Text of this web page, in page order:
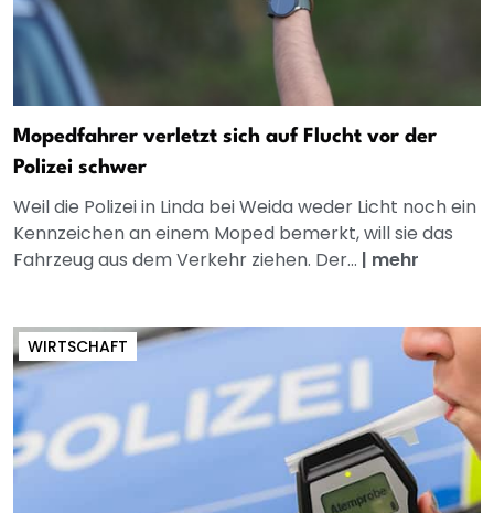
Mopedfahrer verletzt sich auf Flucht vor der
Polizei schwer
Weil die Polizei in Linda bei Weida weder Licht noch ein
Kennzeichen an einem Moped bemerkt, will sie das
Fahrzeug aus dem Verkehr ziehen. Der... | mehr
WIRTSCHAFT